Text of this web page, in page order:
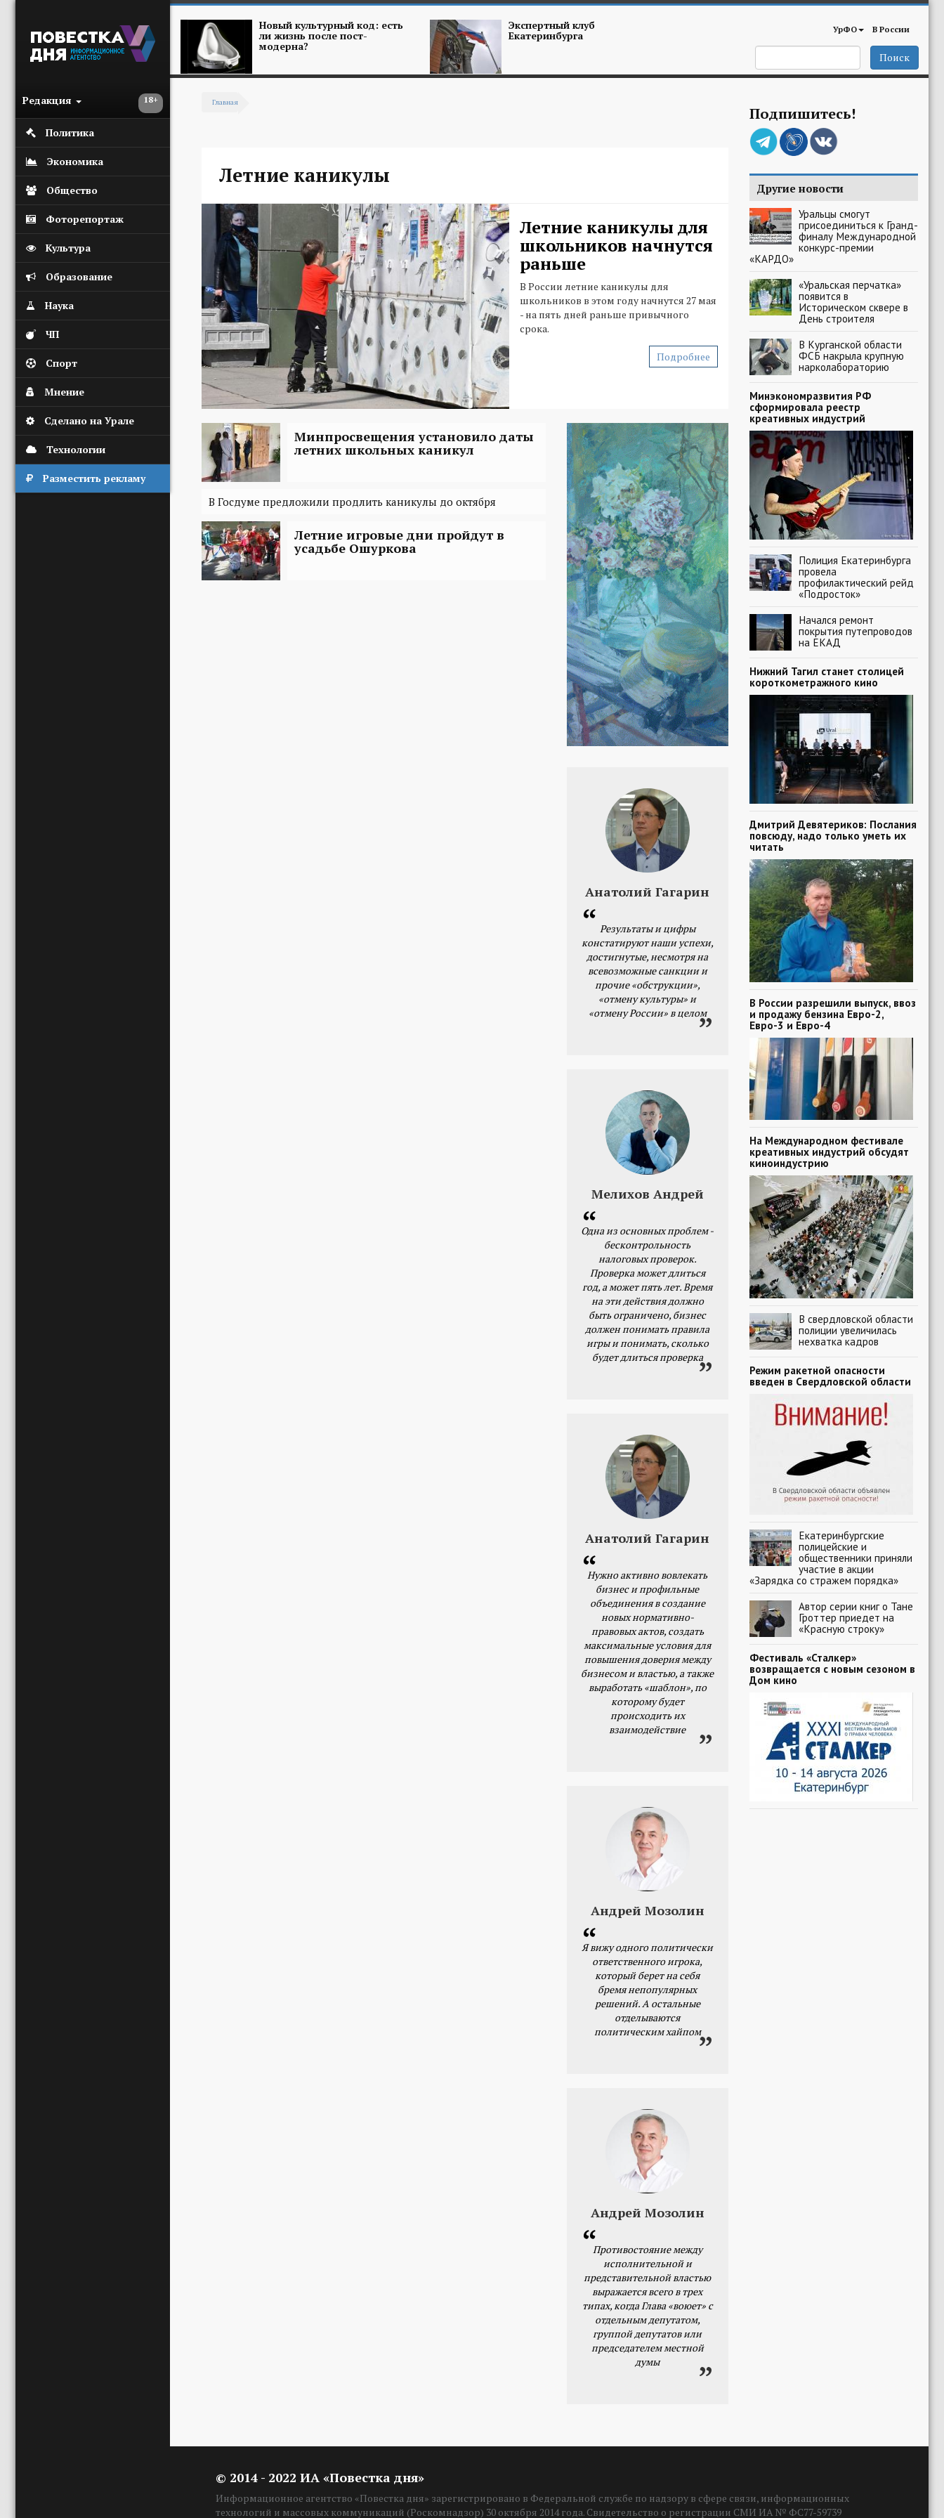
18+
Редакция
Политика
Экономика
Общество
Фоторепортаж
Культура
Образование
Наука
ЧП
Спорт
Мнение
Сделано на Урале
Технологии
Разместить рекламу
Новый культурный код: есть
ли жизнь после пост-
модерна?
Экспертный клуб
Екатеринбурга УрФО В России
Поиск
Главная
Летние каникулы
Летние каникулы для
школьников начнутся
раньше
В России летние каникулы для
школьников в этом году начнутся 27 мая
- на пять дней раньше привычного
срока.
Подробнее
Минпросвещения установило даты
летних школьных каникул
В Госдуме предложили продлить каникулы до октября
Летние игровые дни пройдут в
усадьбе Ошуркова
Анатолий Гагарин
Результаты и цифры
констатируют наши успехи,
достигнутые, несмотря на
всевозможные санкции и
прочие «обструкции»,
«отмену культуры» и
«отмену России» в целом
Мелихов Андрей
Одна из основных проблем -
бесконтрольность
налоговых проверок.
Проверка может длиться
год, а может пять лет. Время
на эти действия должно
быть ограничено, бизнес
должен понимать правила
игры и понимать, сколько
будет длиться проверка
Анатолий Гагарин
Нужно активно вовлекать
бизнес и профильные
объединения в создание
новых нормативно-
правовых актов, создать
максимальные условия для
повышения доверия между
бизнесом и властью, а также
выработать «шаблон», по
которому будет
происходить их
взаимодействие
Андрей Мозолин
Я вижу одного политически
ответственного игрока,
который берет на себя
бремя непопулярных
решений. А остальные
отделываются
политическим хайпом
Андрей Мозолин
Противостояние между
исполнительной и
представительной властью
выражается всего в трех
типах, когда Глава «воюет» с
отдельным депутатом,
группой депутатов или
председателем местной
думы
Подпишитесь!
Другие новости
Уральцы смогут
присоединиться к Гранд-
финалу Международной
конкурс-премии
«КАРДО»
«Уральская перчатка»
появится в
Историческом сквере в
День строителя
В Курганской области
ФСБ накрыла крупную
нарколабораторию
Минэкономразвития РФ
сформировала реестр
креативных индустрий
Полиция Екатеринбурга
провела
профилактический рейд
«Подросток»
Начался ремонт
покрытия путепроводов
на ЕКАД
Нижний Тагил станет столицей
короткометражного кино
Дмитрий Девятериков: Послания
повсюду, надо только уметь их
читать
В России разрешили выпуск, ввоз
и продажу бензина Евро-2,
Евро-3 и Евро-4
На Международном фестивале
креативных индустрий обсудят
киноиндустрию
В свердловской области
полиции увеличилась
нехватка кадров
Режим ракетной опасности
введен в Свердловской области
Екатеринбургские
полицейские и
общественники приняли
участие в акции
«Зарядка со стражем порядка»
Автор серии книг о Тане
Гроттер приедет на
«Красную строку»
Фестиваль «Сталкер»
возвращается с новым сезоном в
Дом кино
© 2014 - 2022 ИА «Повестка дня»
Информационное агентство «Повестка дня» зарегистрировано в Федеральной службе по надзору в сфере связи, информационных
технологий и массовых коммуникаций (Роскомнадзор) 30 октября 2014 года. Свидетельство о регистрации СМИ ИА № ФС77-59739